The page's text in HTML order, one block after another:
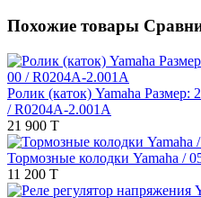
Похожие товары
Ролик (каток) Yamaha
/ R0204A-2.001A
21 900 T
Тормозные колодки Yamaha /
11 200 T